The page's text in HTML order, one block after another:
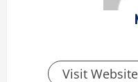
Visit Website